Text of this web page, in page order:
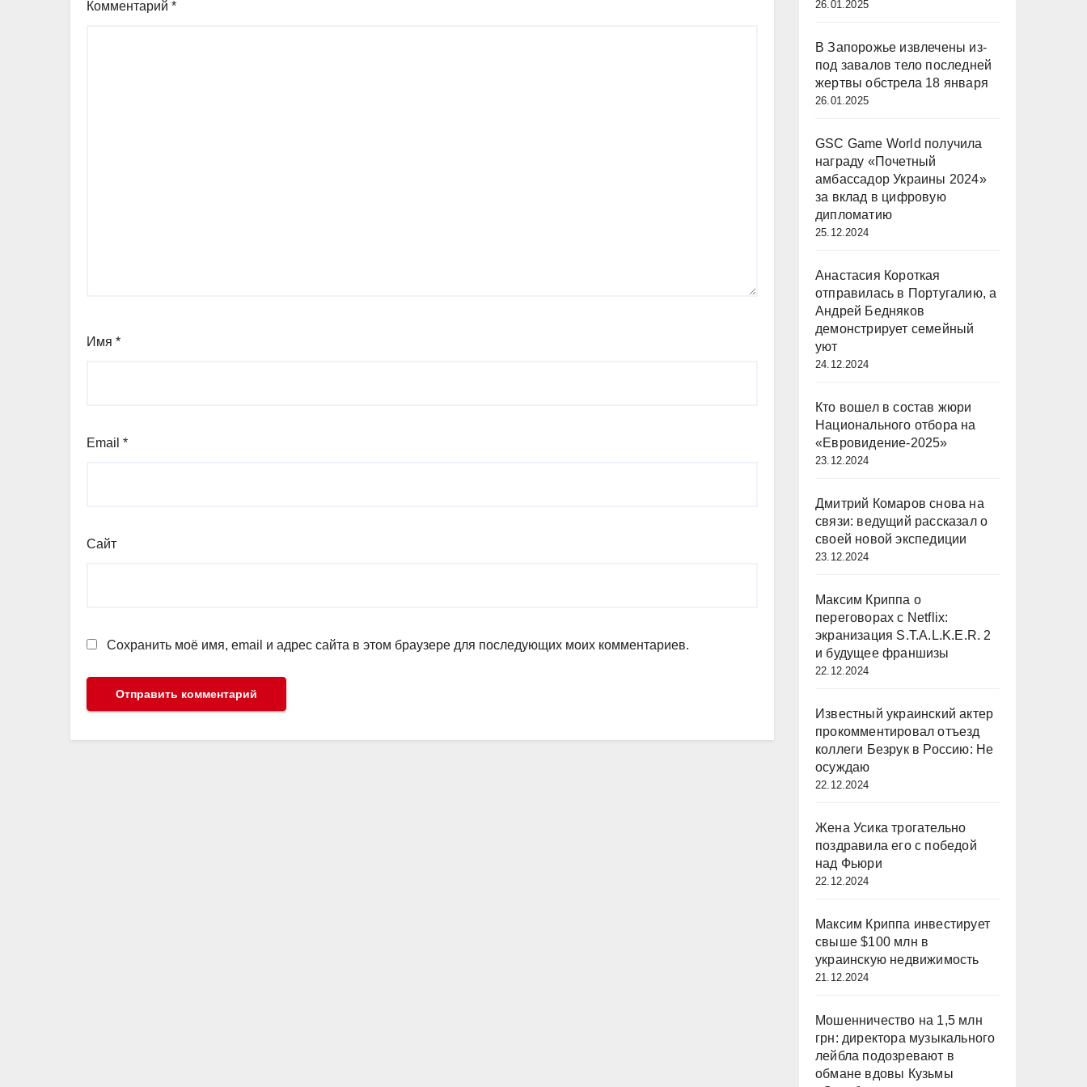
Комментарий *
Имя *
Email *
Сайт
Сохранить моё имя, email и адрес сайта в этом браузере для последующих моих комментариев.
26.01.2025
В Запорожье извлечены из-
под завалов тело последней
жертвы обстрела 18 января
26.01.2025
GSC Game World получила
награду «Почетный
амбассадор Украины 2024»
за вклад в цифровую
дипломатию
25.12.2024
Анастасия Короткая
отправилась в Португалию, а
Андрей Бедняков
демонстрирует семейный
уют
24.12.2024
Кто вошел в состав жюри
Национального отбора на
«Евровидение-2025»
23.12.2024
Дмитрий Комаров снова на
связи: ведущий рассказал о
своей новой экспедиции
23.12.2024
Максим Криппа о
переговорах с Netflix:
экранизация S.T.A.L.K.E.R. 2
и будущее франшизы
22.12.2024
Известный украинский актер
прокомментировал отъезд
коллеги Безрук в Россию: Не
осуждаю
22.12.2024
Жена Усика трогательно
поздравила его с победой
над Фьюри
22.12.2024
Максим Криппа инвестирует
свыше $100 млн в
украинскую недвижимость
21.12.2024
Мошенничество на 1,5 млн
грн: директора музыкального
лейбла подозревают в
обмане вдовы Кузьмы